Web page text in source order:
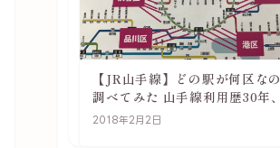
【JR山手線】どの駅が何区な
調べてみた 山手線利用歴30年
の考察
2018年2月2日